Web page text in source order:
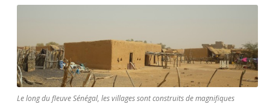
Le long du fleuve Sénégal, les villages sont construits de magnifiques